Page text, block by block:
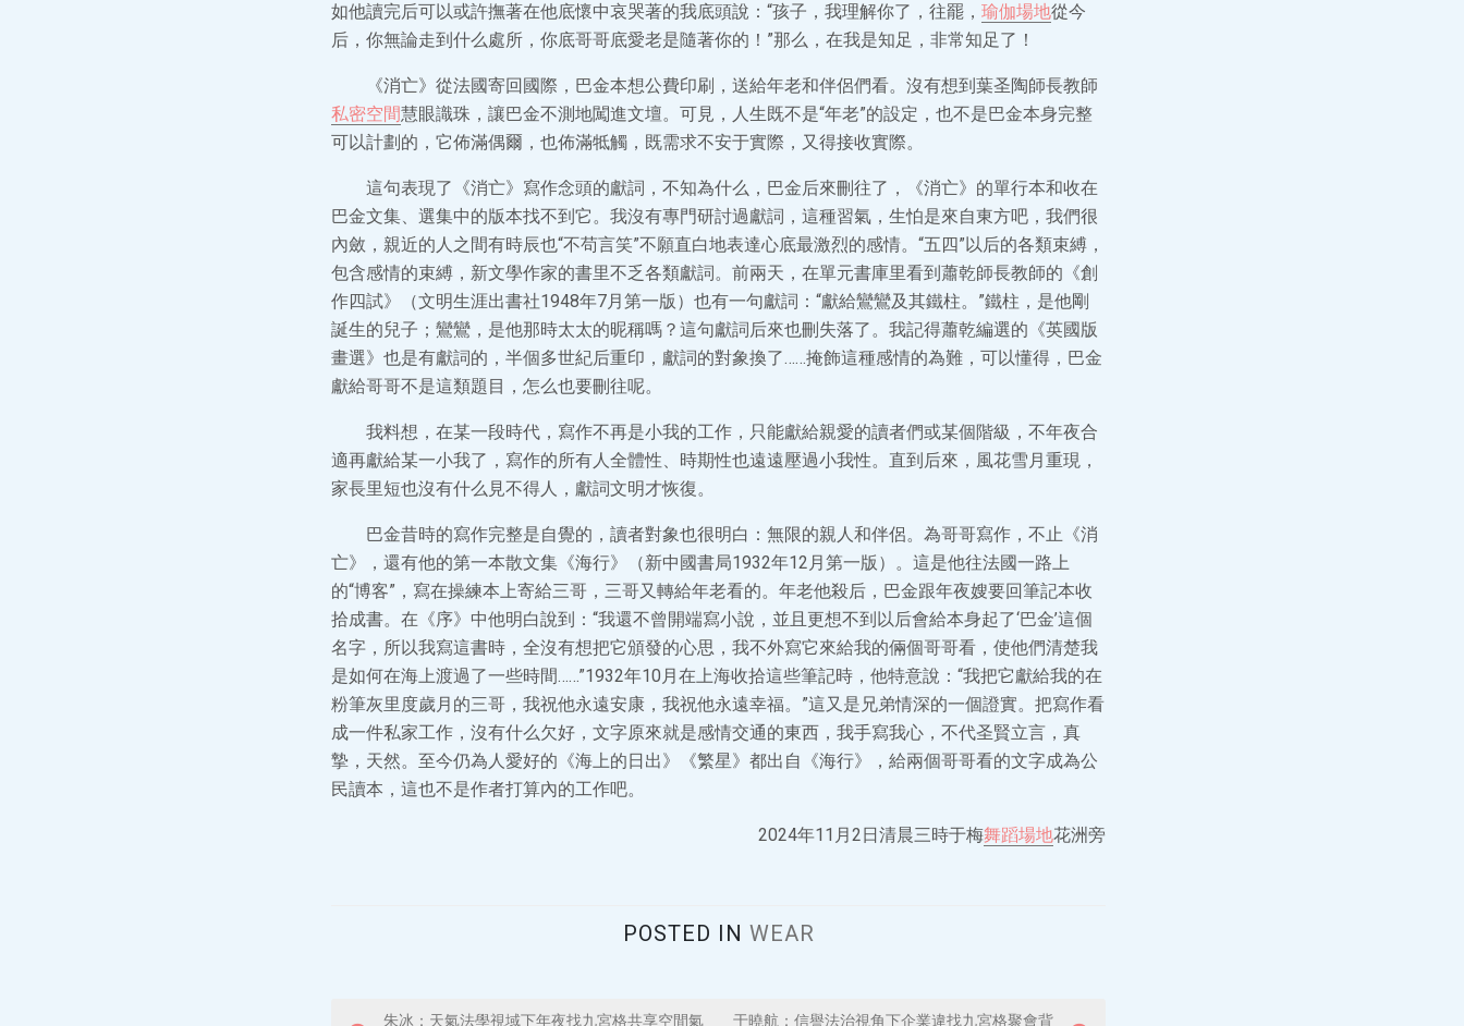
如他讀完后可以或許撫著在他底懷中哀哭著的我底頭說：“孩子，我理解你了，往罷， 瑜伽場地從今
后，你無論走到什么處所，你底哥哥底愛老是隨著你的！”那么，在我是知足，非常知足了！
《消亡》從法國寄回國際，巴金本想公費印刷，送給年老和伴侶們看。沒有想到葉圣陶師長教師
私密空間慧眼識珠，讓巴金不測地闖進文壇。可見，人生既不是“年老”的設定，也不是巴金本身完整
可以計劃的，它佈滿偶爾，也佈滿牴觸，既需求不安于實際，又得接收實際。
這句表現了《消亡》寫作念頭的獻詞，不知為什么，巴金后來刪往了，《消亡》的單行本和收在
巴金文集、選集中的版本找不到它。我沒有專門研討過獻詞，這種習氣，生怕是來自東方吧，我們很
內斂，親近的人之間有時辰也“不苟言笑”不願直白地表達心底最激烈的感情。“五四”以后的各類束縛，
包含感情的束縛，新文學作家的書里不乏各類獻詞。前兩天，在單元書庫里看到蕭乾師長教師的《創
作四試》（文明生涯出書社1948年7月第一版）也有一句獻詞：“獻給鸞鸞及其鐵柱。”鐵柱，是他剛
誕生的兒子；鸞鸞，是他那時太太的昵稱嗎？這句獻詞后來也刪失落了。我記得蕭乾編選的《英國版
畫選》也是有獻詞的，半個多世紀后重印，獻詞的對象換了……掩飾這種感情的為難，可以懂得，巴金
獻給哥哥不是這類題目，怎么也要刪往呢。
我料想，在某一段時代，寫作不再是小我的工作，只能獻給親愛的讀者們或某個階級，不年夜合
適再獻給某一小我了，寫作的所有人全體性、時期性也遠遠壓過小我性。直到后來，風花雪月重現，
家長里短也沒有什么見不得人，獻詞文明才恢復。
巴金昔時的寫作完整是自覺的，讀者對象也很明白：無限的親人和伴侶。為哥哥寫作，不止《消
亡》，還有他的第一本散文集《海行》（新中國書局1932年12月第一版）。這是他往法國一路上
的“博客”，寫在操練本上寄給三哥，三哥又轉給年老看的。年老他殺后，巴金跟年夜嫂要回筆記本收
拾成書。在《序》中他明白說到：“我還不曾開端寫小說，並且更想不到以后會給本身起了‘巴金’這個
名字，所以我寫這書時，全沒有想把它頒發的心思，我不外寫它來給我的倆個哥哥看，使他們清楚我
是如何在海上渡過了一些時間……”1932年10月在上海收拾這些筆記時，他特意說：“我把它獻給我的在
粉筆灰里度歲月的三哥，我祝他永遠安康，我祝他永遠幸福。”這又是兄弟情深的一個證實。把寫作看
成一件私家工作，沒有什么欠好，文字原來就是感情交通的東西，我手寫我心，不代圣賢立言，真
摯，天然。至今仍為人愛好的《海上的日出》《繁星》都出自《海行》，給兩個哥哥看的文字成為公
民讀本，這也不是作者打算內的工作吧。
2024年11月2日清晨三時于梅舞蹈場地花洲旁
POSTED IN WEAR
朱冰：天氣法學視域下年夜找九宮格共享空間氣 于曉航：信譽法治視角下企業違找九宮格聚會背